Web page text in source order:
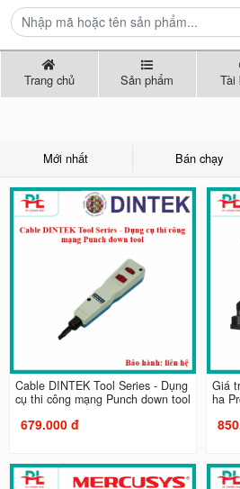
Trang chủ Sản phẩm Tài
Mới nhất Bán chạy
Cable DINTEK Tool Series - Dụng
cụ thi công mạng Punch down tool
679.000 đ
Giá treo màn hình
ha